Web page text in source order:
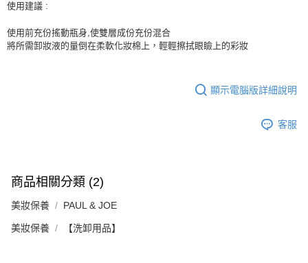
使用建議 :
使用前充份搖動瓶身,使雙層成份充份混合
將所需卸妝液的量倒在柔軟化妝棉上，輕輕擦拭眼瞼上的彩妝
顯示電腦版詳細說明
客服
商品相關分類 (2)
美妝保養 PAUL & JOE
美妝保養 【洗卸用品】